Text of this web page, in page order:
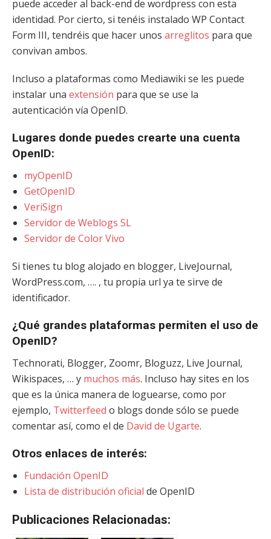
puede acceder al back-end de wordpress con esta
identidad. Por cierto, si tenéis instalado WP Contact
Form III, tendréis que hacer unos arreglitos para que
convivan ambos.
Incluso a plataformas como Mediawiki se les puede
instalar una extensión para que se use la
autenticación vía OpenID.
Lugares donde puedes crearte una cuenta
OpenID:
myOpenID
GetOpenID
VeriSign
Servidor de Weblogs SL
Servidor de Color Vivo
Si tienes tu blog alojado en blogger, LiveJournal,
WordPress.com, …. , tu propia url ya te sirve de
identificador.
¿Qué grandes plataformas permiten el uso de
OpenID?
Technorati, Blogger, Zoomr, Bloguzz, Live Journal,
Wikispaces, … y muchos más. Incluso hay sites en los
que es la única manera de loguearse, como por
ejemplo, Twitterfeed o blogs donde sólo se puede
comentar así, como el de David de Ugarte.
Otros enlaces de interés:
Fundación OpenID
Lista de distribución oficial de OpenID
Publicaciones Relacionadas: